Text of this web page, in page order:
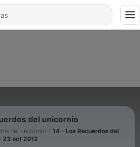
del unicornio
del unicornio
14 - Los Recuerdos del
23 oct 2012